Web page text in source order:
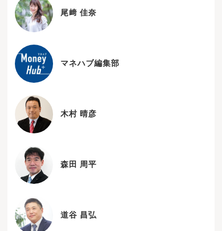
尾﨑 佳奈
マネハブ編集部
木村 晴彦
森田 周平
道谷 昌弘